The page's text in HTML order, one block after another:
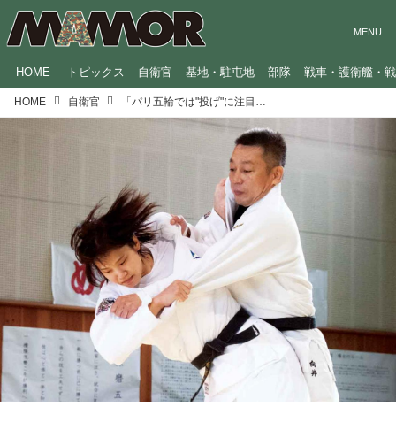
HOME トピックス 自衛官 基地・駐屯地 部隊 戦車・護衛艦・
HOME 自衛官